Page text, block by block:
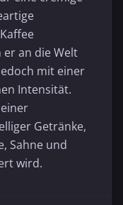
an die Welt
mit einer
Intensität.
Getränke,
Sahne und
wird.